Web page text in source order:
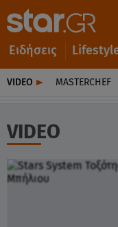
Ειδήσεις
VIDEO MASTERCHEF
VIDEO